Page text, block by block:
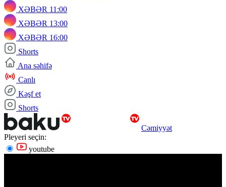
XƏBƏR 11:00
XƏBƏR 13:00
XƏBƏR 16:00
Shorts
Ana səhifə
Canlı
Kəşf et
Shorts
Cəmiyyət
Pleyeri seçin:
youtube